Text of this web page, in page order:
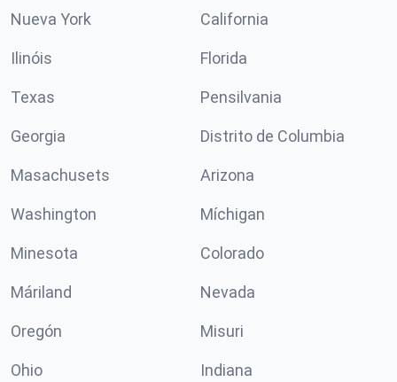
Nueva York California
Ilinóis Florida
Texas Pensilvania
Georgia Distrito de Columbia
Masachusets Arizona
Washington Míchigan
Minesota Colorado
Máriland Nevada
Oregón Misuri
Ohio Indiana